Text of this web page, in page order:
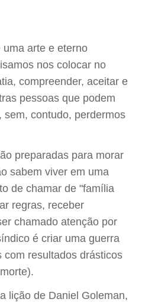
arte e eterno
nos colocar no
compreender, aceitar e
pessoas que podem
sem, contudo, perdermos
preparadas para morar
sabem viver em uma
de chamar de "família
regras, receber
chamado atenção por
é criar uma guerra
com resultados drásticos
lição de Daniel Goleman,